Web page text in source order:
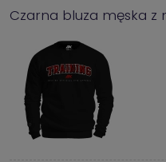
Czarna bluza męska z